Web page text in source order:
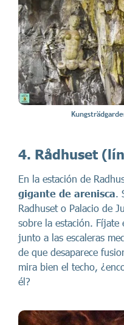
4. Rådhuset
En la estación de
gigante de arenisca.
Radhuset o Palacio de
sobre la estación.
junto a las escaleras
de que desaparece
mira bien el techo,
él?